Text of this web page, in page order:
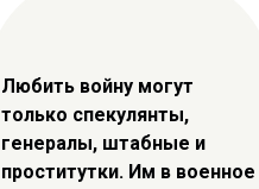
Любить войну могут
только спекулянты,
генералы, штабные и
проститутки. Им в военное